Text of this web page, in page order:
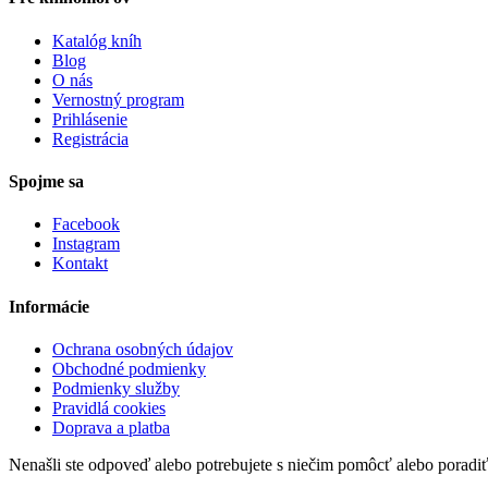
Katalóg kníh
Blog
O nás
Vernostný program
Prihlásenie
Registrácia
Spojme sa
Facebook
Instagram
Kontakt
Informácie
Ochrana osobných údajov
Obchodné podmienky
Podmienky služby
Pravidlá cookies
Doprava a platba
Nenašli ste odpoveď alebo potrebujete s niečim pomôcť alebo